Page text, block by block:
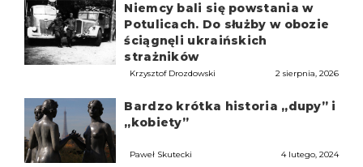
Niemcy bali się powstania w
Potulicach. Do służby w obozie
ściągnęli ukraińskich
strażników
Krzysztof Drozdowski 2 sierpnia, 2026
Bardzo krótka historia „dupy” i
„kobiety”
Paweł Skutecki 4 lutego, 2024